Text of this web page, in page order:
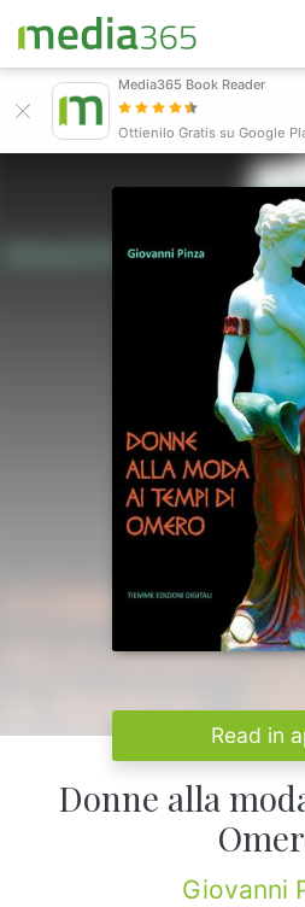
Accedi
Media365 Book Reader
Ottienilo Gratis su Google
Read in
Donne alla
Giovanni